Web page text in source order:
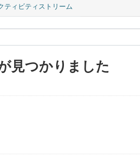
ティビティストリーム
見つかりました